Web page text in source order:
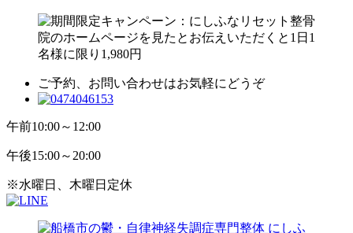
ご予約、お問い合わせはお気軽にどうぞ
午前10:00～12:00
午後15:00～20:00
※水曜日、木曜日定休